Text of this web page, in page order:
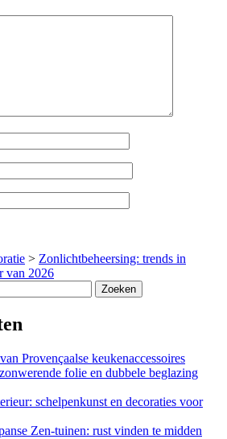
> Zonlichtbeheersing: trends in
van 2026
Provençaalse keukenaccessoires
folie en dubbele beglazing
schelpenkunst en decoraties voor
Zen-tuinen: rust vinden te midden